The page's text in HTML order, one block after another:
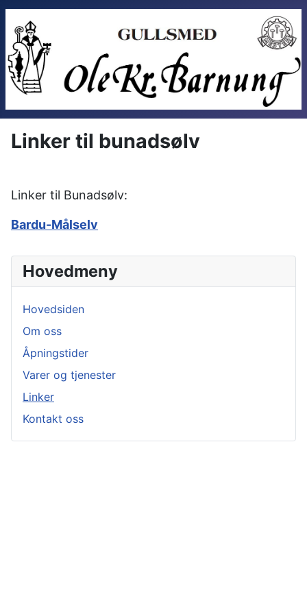
Linker til bunadsølv
Linker til Bunadsølv:
Bardu-Målselv
Hovedmeny
Hovedsiden
Om oss
Åpningstider
Varer og tjenester
Linker
Kontakt oss